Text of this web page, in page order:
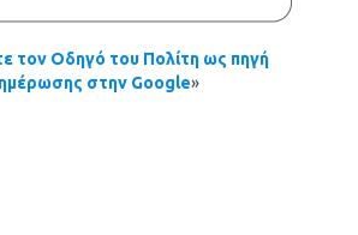
τον Οδηγό του Πολίτη ως πηγή
στην Google»